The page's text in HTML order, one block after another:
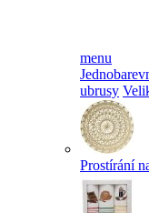
menu
ubrusy
Prostírání